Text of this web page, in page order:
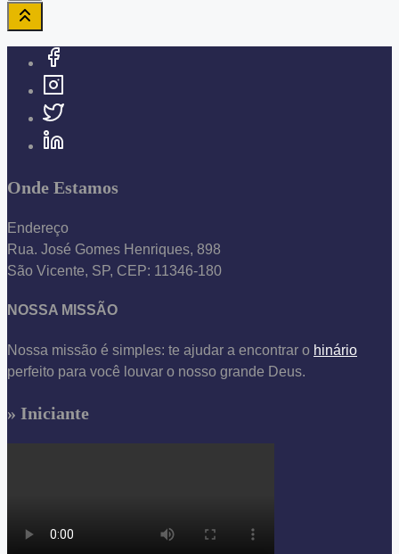
Onde Estamos
Endereço
Rua. José Gomes Henriques, 898
São Vicente, SP, CEP: 11346-180
NOSSA MISSÃO
Nossa missão é simples: te ajudar a encontrar o hinário
perfeito para você louvar o nosso grande Deus.
» Iniciante